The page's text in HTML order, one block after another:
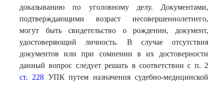
доказыванию по уголовному делу. Документами,
подтверждающими возраст несовершеннолетнего,
могут быть свидетельство о рождении, документ,
удостоверяющий личность. В случае отсутствия
документов или при сомнении в их достоверности
данный вопрос следует решать в соответствии с п. 2
ст. 228УПК путем назначения судебно-медицинской